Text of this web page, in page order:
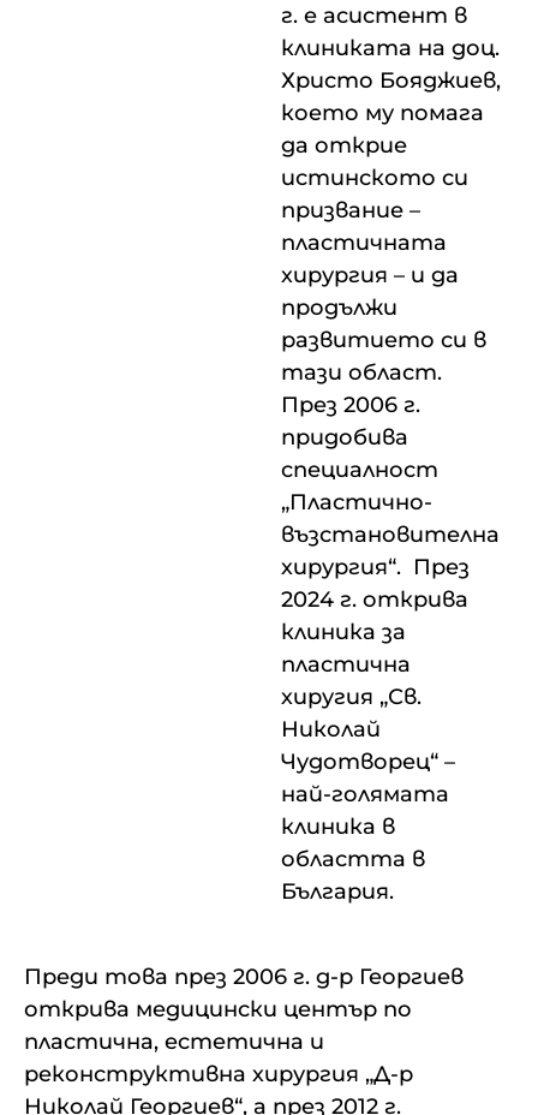
г. е асистент в
клиниката на доц.
Христо Бояджиев,
което му помага
да открие
истинското си
призвание –
пластичната
хирургия – и да
продължи
развитието си в
тази област.
През 2006 г.
придобива
специалност
„Пластично-
възстановителна
хирургия“. През
2024 г. открива
клиника за
пластична
хиругия „Св.
Николай
Чудотворец“ –
най-голямата
клиника в
областта в
България.
Преди това през 2006 г. д-р Георгиев
открива медицински център по
пластична, естетична и
реконструктивна хирургия „Д-р
Николай Георгиев“, а през 2012 г.